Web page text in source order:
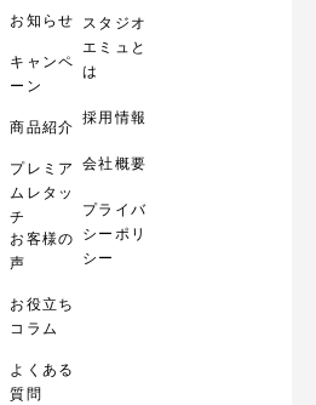
お知らせ
キャンペ
ーン
商品紹介
プレミア
ムレタッ
チ
お客様の
声
お役立ち
コラム
よくある
質問
スタジオ
エミュと
は
採用情報
会社概要
プライバ
シーポリ
シー